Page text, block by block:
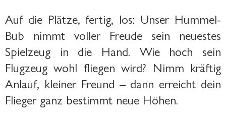
Auf die Plätze, fertig, los: Unser Hummel-
Bub nimmt voller Freude sein neuestes
Spielzeug in die Hand. Wie hoch sein
Flugzeug wohl fliegen wird? Nimm kräftig
Anlauf, kleiner Freund – dann erreicht dein
Flieger ganz bestimmt neue Höhen.